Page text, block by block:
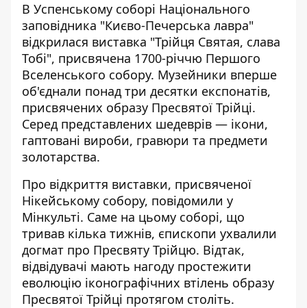
В Успенському соборі Національного
заповідника "Києво-Печерська лавра"
відкрилася виставка "Трійця Святая, слава
Тобі", присвячена 1700-річчю Першого
Вселенського собору. Музейники вперше
об'єднали понад три десятки експонатів,
присвячених образу Пресвятої Трійці.
Серед представлених шедеврів — ікони,
гаптовані вироби, гравюри та предмети
золотарства.
Про відкриття виставки, присвяченої
Нікейському собору, повідомили у
Мінкульті. Саме на цьому соборі, що
тривав кілька тижнів, єпископи ухвалили
догмат про Пресвяту Трійцю. Відтак,
відвідувачі мають нагоду простежити
еволюцію іконографічних втілень образу
Пресвятої Трійці протягом століть.